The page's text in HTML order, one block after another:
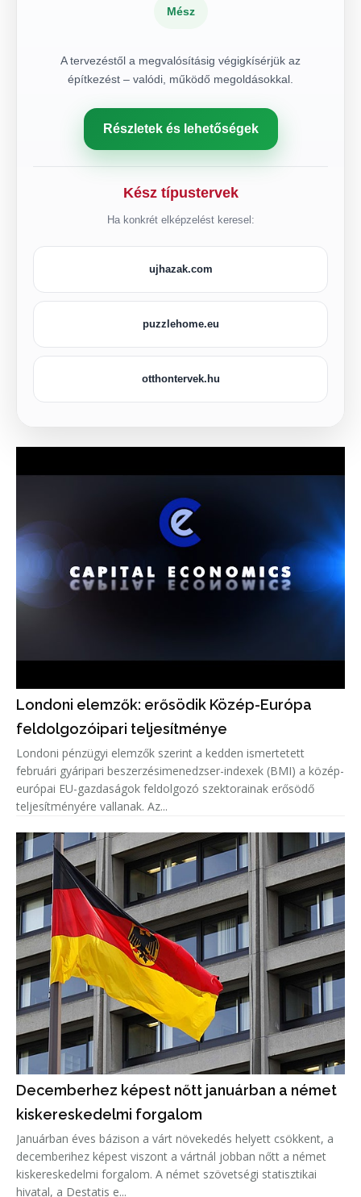
Mész
A tervezéstől a megvalósításig végigkísérjük az
építkezést – valódi, működő megoldásokkal.
Részletek és lehetőségek
Kész típustervek
Ha konkrét elképzelést keresel:
ujhazak.com
puzzlehome.eu
otthontervek.hu
Londoni elemzők: erősödik Közép-Európa
feldolgozóipari teljesítménye
Londoni pénzügyi elemzők szerint a kedden ismertetett
februári gyáripari beszerzésimenedzser-indexek (BMI) a közép-
európai EU-gazdaságok feldolgozó szektorainak erősödő
teljesítményére vallanak. Az...
Decemberhez képest nőtt januárban a német
kiskereskedelmi forgalom
Januárban éves bázison a várt növekedés helyett csökkent, a
decemberihez képest viszont a vártnál jobban nőtt a német
kiskereskedelmi forgalom. A német szövetségi statisztikai
hivatal, a Destatis e...